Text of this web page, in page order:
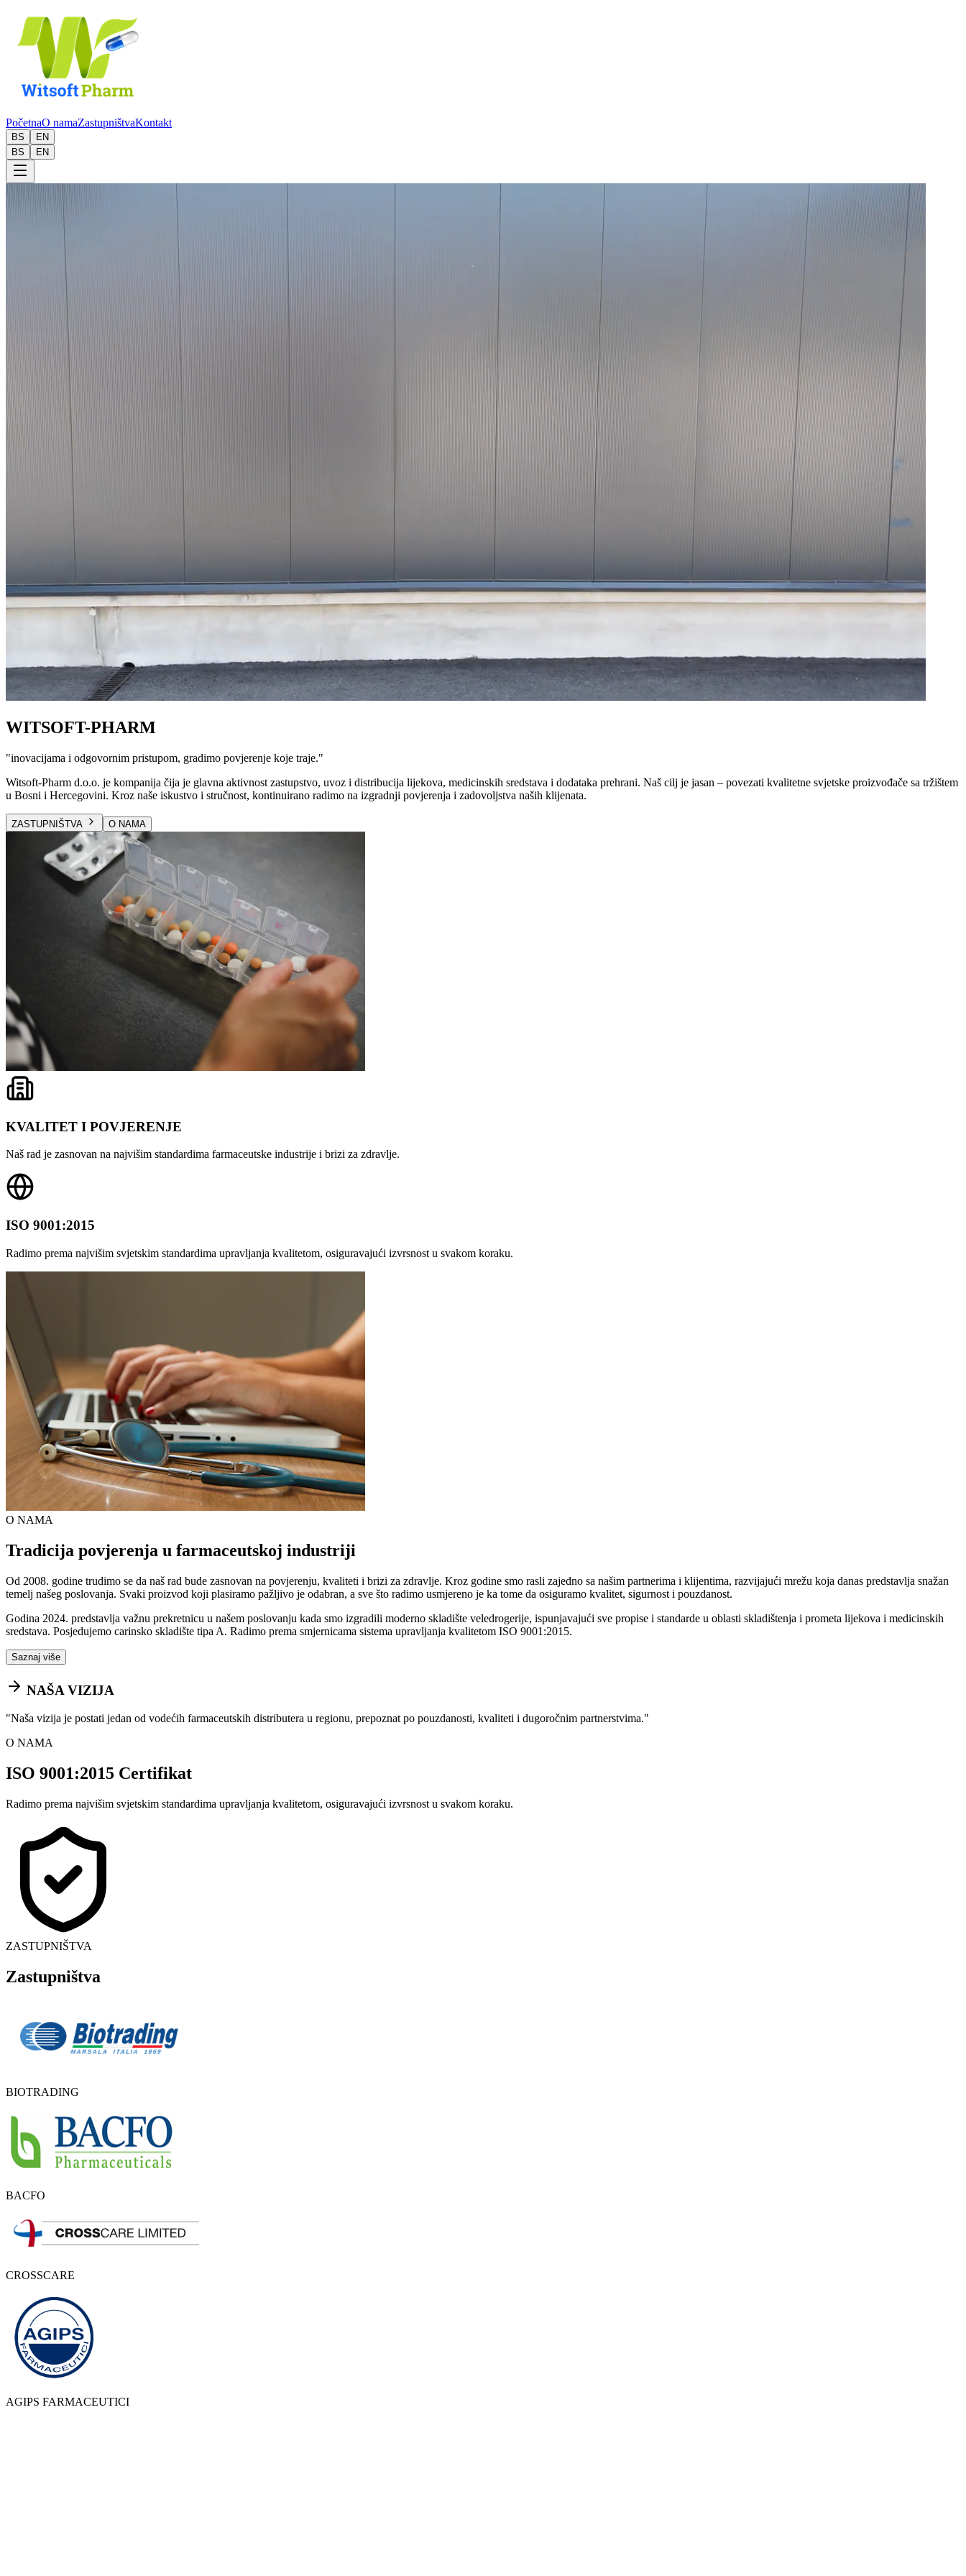
PočetnaO namaZastupništvaKontakt
BS
EN
BS
EN
WITSOFT-PHARM
"inovacijama i odgovornim pristupom, gradimo povjerenje koje traje."
Witsoft-Pharm d.o.o. je kompanija čija je glavna aktivnost zastupstvo, uvoz i distribucija lijekova, medicinskih sredstava i dodataka prehrani. Naš cilj je jasan – povezati kvalitetne svjetske proizvođače sa tržištem
u Bosni i Hercegovini. Kroz naše iskustvo i stručnost, kontinuirano radimo na izgradnji povjerenja i zadovoljstva naših klijenata.
ZASTUPNIŠTVA O NAMA
KVALITET I POVJERENJE
Naš rad je zasnovan na najvišim standardima farmaceutske industrije i brizi za zdravlje.
ISO 9001:2015
Radimo prema najvišim svjetskim standardima upravljanja kvalitetom, osiguravajući izvrsnost u svakom koraku.
O NAMA
Tradicija povjerenja u farmaceutskoj industriji
Od 2008. godine trudimo se da naš rad bude zasnovan na povjerenju, kvaliteti i brizi za zdravlje. Kroz godine smo rasli zajedno sa našim partnerima i klijentima, razvijajući mrežu koja danas predstavlja snažan
temelj našeg poslovanja. Svaki proizvod koji plasiramo pažljivo je odabran, a sve što radimo usmjereno je ka tome da osiguramo kvalitet, sigurnost i pouzdanost.
Godina 2024. predstavlja važnu prekretnicu u našem poslovanju kada smo izgradili moderno skladište veledrogerije, ispunjavajući sve propise i standarde u oblasti skladištenja i prometa lijekova i medicinskih
sredstava. Posjedujemo carinsko skladište tipa A. Radimo prema smjernicama sistema upravljanja kvalitetom ISO 9001:2015.
Saznaj više
NAŠA VIZIJA
"Naša vizija je postati jedan od vodećih farmaceutskih distributera u regionu, prepoznat po pouzdanosti, kvaliteti i dugoročnim partnerstvima."
O NAMA
ISO 9001:2015 Certifikat
Radimo prema najvišim svjetskim standardima upravljanja kvalitetom, osiguravajući izvrsnost u svakom koraku.
ZASTUPNIŠTVA
Zastupništva
BIOTRADING
BACFO
CROSSCARE
AGIPS FARMACEUTICI